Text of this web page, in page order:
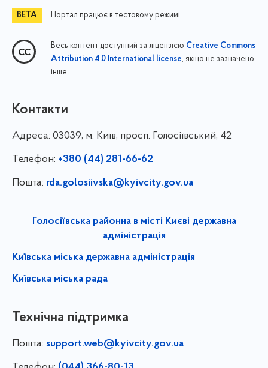
Портал працює в тестовому режимі
Весь контент доступний за ліцензією Creative Commons
Attribution 4.0 International license, якщо не зазначено
інше
Контакти
Адреса: 03039, м. Київ, просп. Голосіївський, 42
Телефон: +380 (44) 281-66-62
Пошта: rda.golosiivska@kyivcity.gov.ua
Голосіївська районна в місті Києві державна
адміністрація
Київська міська державна адміністрація
Київська міська рада
Технічна підтримка
Пошта: support.web@kyivcity.gov.ua